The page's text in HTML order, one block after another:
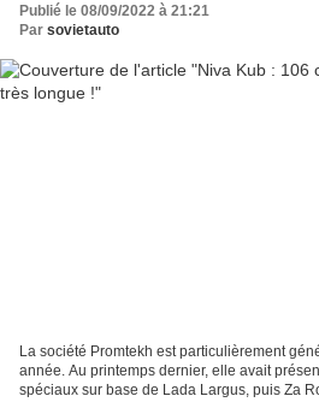
Publié le 08/09/2022 à 21:21
Par sovietauto
La société Promtekh est particulièrement
année. Au printemps dernier, elle avait
spéciaux sur base de Lada Largus, puis Za